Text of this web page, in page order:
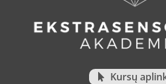
Kursų